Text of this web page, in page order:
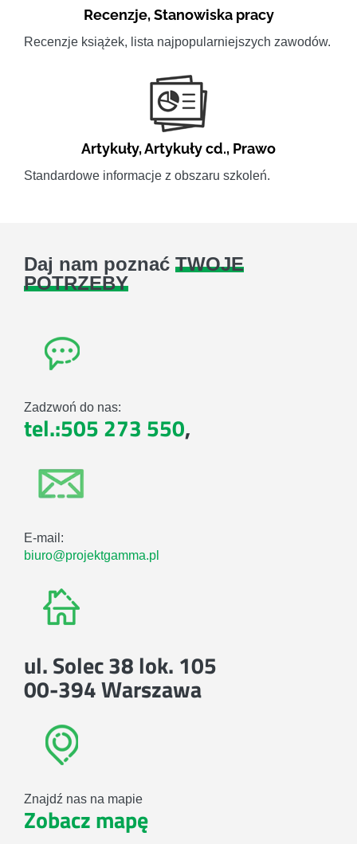
Recenzje,Stanowiska pracy
Recenzje książek, lista najpopularniejszych zawodów.
Artykuły,Artykuły cd., Prawo
Standardowe informacje z obszaru szkoleń.
Daj nam poznać TWOJE
POTRZEBY
Zadzwoń do nas:
tel.:505 273 550,
E-mail:
biuro@projektgamma.pl
ul. Solec 38 lok. 105
00-394 Warszawa
Znajdź nas na mapie
Zobacz mapę